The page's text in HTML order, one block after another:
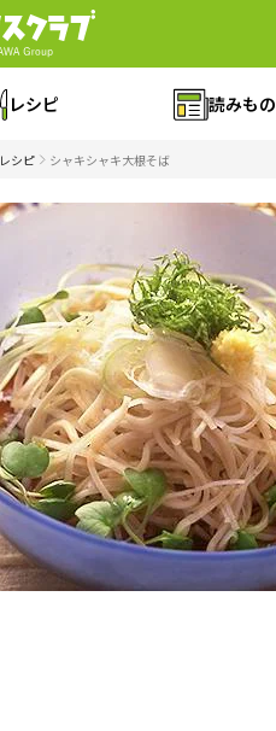
レシピ 読みもの
レシピ シャキシャキ大根そば